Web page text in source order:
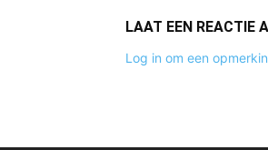
LAAT EEN REACTIE
Log in om een